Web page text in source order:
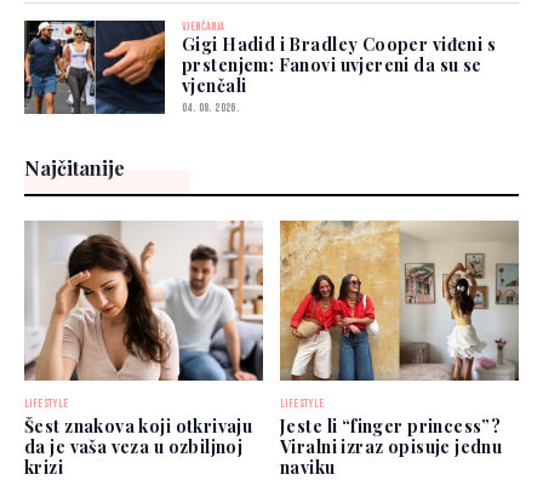
VJENČANJA
Gigi Hadid i Bradley Cooper viđeni s
prstenjem: Fanovi uvjereni da su se
vjenčali
04. 08. 2026.
Najčitanije
LIFESTYLE
Šest znakova koji otkrivaju
da je vaša veza u ozbiljnoj
krizi
LIFESTYLE
Jeste li “finger princess”?
Viralni izraz opisuje jednu
naviku